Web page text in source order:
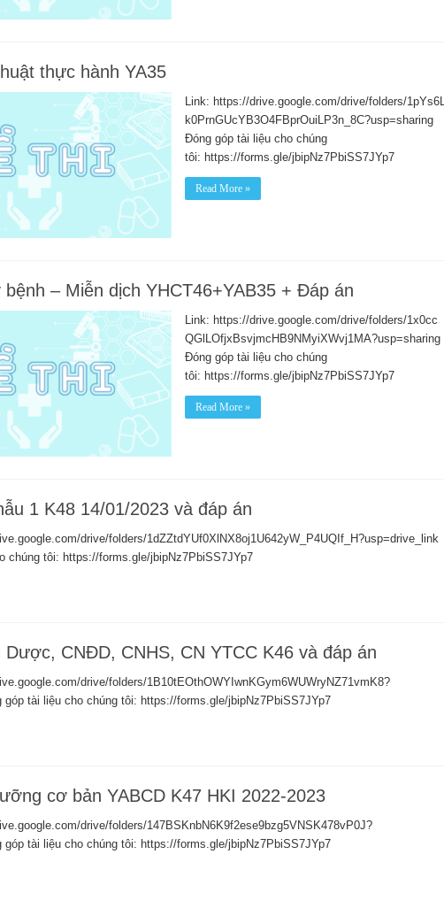
thực hành YA35
Link: https://drive.google.com/drive/folders/1pYs6L
k0PrnGUcYB3O4FBprOuiLP3n_8C?usp=sharing
Đóng góp tài liệu cho chúng
tôi: https://forms.gle/jbipNz7PbiSS7JYp7
Read More »
– Miễn dịch YHCT46+YAB35 + Đáp án
Link: https://drive.google.com/drive/folders/1x0cc
QGlLOfjxBsvjmcHB9NMyiXWvj1MA?usp=sharing
Đóng góp tài liệu cho chúng
tôi: https://forms.gle/jbipNz7PbiSS7JYp7
Read More »
1 K48 14/01/2023 và đáp án
drive/folders/1dZZtdYUf0XlNX8oj1U642yW_P4UQIf_H?usp=drive_link
chúng tôi: https://forms.gle/jbipNz7PbiSS7JYp7
CNĐD, CNHS, CN YTCC K46 và đáp án
drive/folders/1B10tEOthOWYIwnKGym6WUWryNZ71vmK8?
góp tài liệu cho chúng tôi: https://forms.gle/jbipNz7PbiSS7JYp7
cơ bản YABCD K47 HKI 2022-2023
drive/folders/147BSKnbN6K9f2ese9bzg5VNSK478vP0J?
góp tài liệu cho chúng tôi: https://forms.gle/jbipNz7PbiSS7JYp7